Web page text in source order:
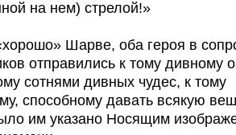
на нем) стрелой!»
Шарве, оба героя в
отправились к тому дивному
сотнями дивных чудес, к тому
способному давать всякую
им указано Носящим